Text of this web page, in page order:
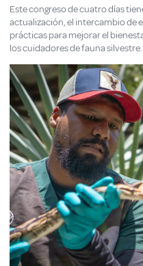
Este congreso de cuatro días
actualización, el intercambio de
prácticas para mejorar el
los cuidadores de fauna silvestre.